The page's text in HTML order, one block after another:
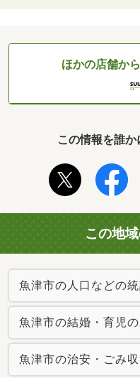
ほかの店舗か
この情報を誰
この地
魚津市の人口などの
魚津市の結婚・育児
魚津市の治安・ごみ